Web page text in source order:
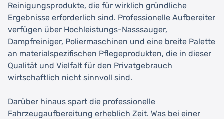
Reinigungsprodukte, die für wirklich gründliche
Ergebnisse erforderlich sind. Professionelle Aufbereiter
verfügen über Hochleistungs-Nasssauger,
Dampfreiniger, Poliermaschinen und eine breite Palette
an materialspezifischen Pflegeprodukten, die in dieser
Qualität und Vielfalt für den Privatgebrauch
wirtschaftlich nicht sinnvoll sind.
Darüber hinaus spart die professionelle
Fahrzeugaufbereitung erheblich Zeit. Was bei einer